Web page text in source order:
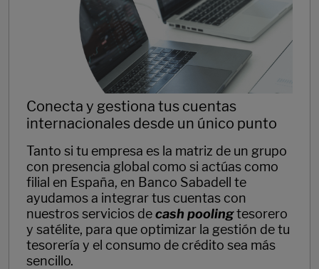
Conecta y gestiona tus cuentas
internacionales desde un único punto
Tanto si tu empresa es la matriz de un grupo
con presencia global como si actúas como
filial en España, en Banco Sabadell te
ayudamos a integrar tus cuentas con
nuestros servicios decash poolingtesorero
y satélite, para que optimizar la gestión de tu
tesorería y el consumo de crédito sea más
sencillo.